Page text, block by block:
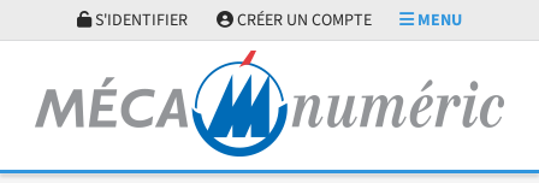
S'IDENTIFIER CRÉER UN COMPTE MENU
Panneau de gestion des cookies